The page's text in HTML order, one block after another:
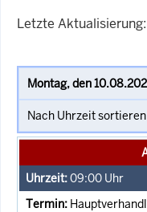
Letzte
09:00 Uhr